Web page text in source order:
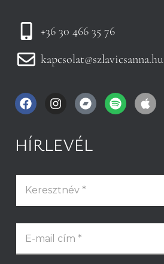
+36 30 466 35 76
kapcsolat@szlavicsanna.hu
HÍRLEVÉL